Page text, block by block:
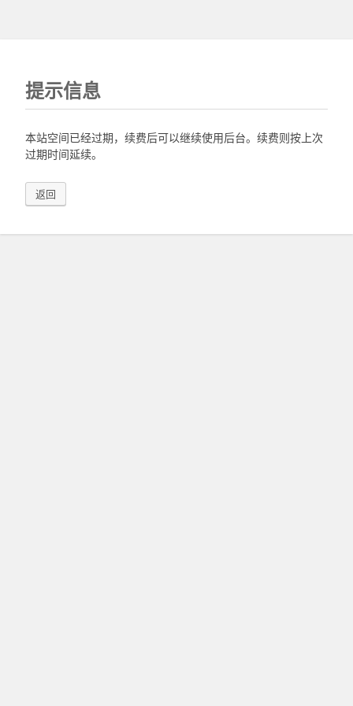
提示信息
本站空间已经过期，续费后可以继续使用后台。续费则按上次
过期时间延续。
返回